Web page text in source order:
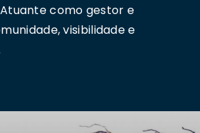
como gestor e
visibilidade e